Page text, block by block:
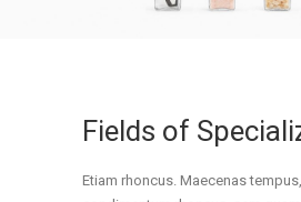
Fields of
Etiam rhoncus. Maecenas